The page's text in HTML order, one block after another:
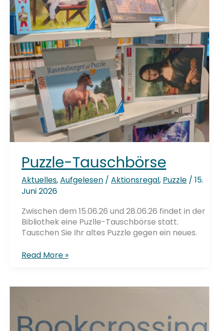
Puzzle-Tauschbörse
Aktuelles,Aufgelesen / Aktionsregal, Puzzle / 15.
Juni 2026
Zwischen dem 15.06.26 und 28.06.26 findet in der
Bibliothek eine Puzlle-Tauschbörse statt.
Tauschen Sie Ihr altes Puzzle gegen ein neues.
Puzzle-
Read More »